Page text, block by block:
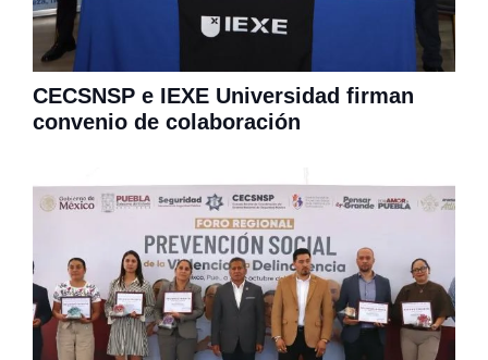
CECSNSP e IEXE Universidad firman
convenio de colaboración